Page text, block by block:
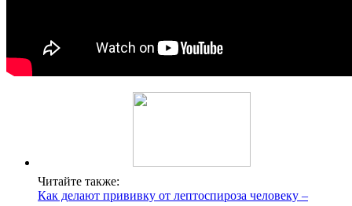
Читайте также:
Как делают прививку от лептоспироза человеку –